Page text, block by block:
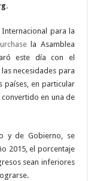
.
para la
la Asamblea
este día con el
necesidades para
países, en particular
en una de
y de Gobierno, se
2015, el porcentaje
sean inferiores